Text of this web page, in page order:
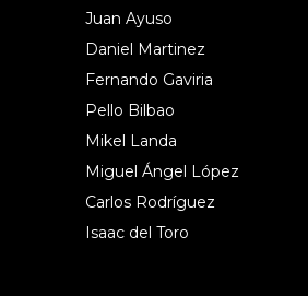
Juan Ayuso
Daniel Martinez
Fernando Gaviria
Pello Bilbao
Mikel Landa
Miguel Ángel López
Carlos Rodríguez
Isaac del Toro